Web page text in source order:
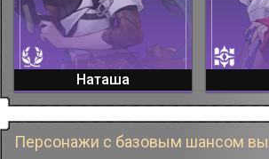
Наташа
Персонажи с базовым шансом